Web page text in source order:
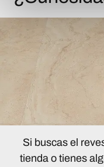
Si buscas el
tienda o tienes